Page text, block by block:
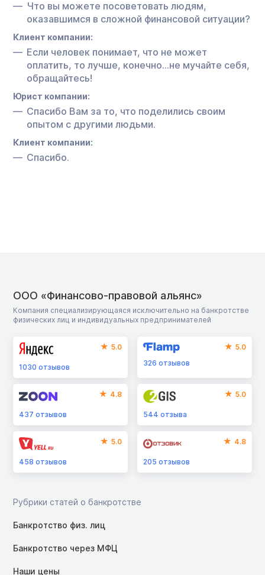
Что вы можете посоветовать людям,
оказавшимся в сложной финансовой ситуации?
Клиент компании:
Если человек понимает, что не может
оплатить, то лучше, конечно…не мучайте себя,
обращайтесь!
Юрист компании:
Спасибо Вам за то, что поделились своим
опытом с другими людьми.
Клиент компании:
Спасибо.
ООО «Финансово-правовой альянс»
Компания специализирующаяся исключительно на банкротстве
физических лиц и индивидуальных предпринимателей
5.0
1030 отзывов
5.0
326отзывов
4.8
437 отзывов
5.0
544отзыва
5.0
458 отзывов
4.8
205отзывов
Рубрики статей о банкротстве
Банкротство физ. лиц
Банкротство через МФЦ
Наши цены